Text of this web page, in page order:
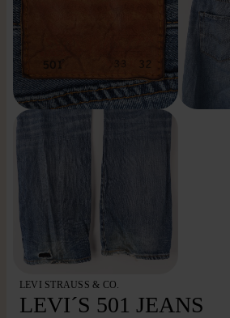
LEVI STRAUSS & CO.
LEVI´S 501 JEANS